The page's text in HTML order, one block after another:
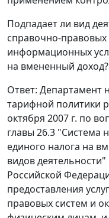
Подпадает ли вид
справочно-
информационных
на вмененный доход?
Ответ: Департамент
тарифной политики
октября 2007 г. по
главы 26.3 "Система
единого налога на
видов
Российской
предоставления
правовых систем и